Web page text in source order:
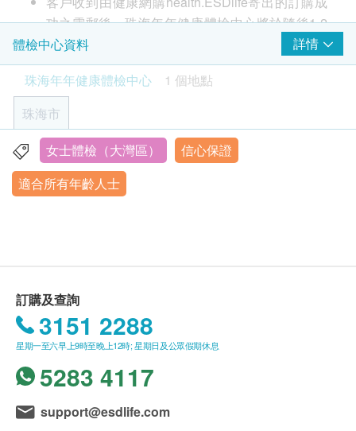
陰道超聲波
子宮頸病變測試 (只限女士)
超薄柏氏抹片 (只適合有性經驗的女性檢查)
癌症指標
甲種胎蛋白 (肝癌)
癌胚抗原 (腸癌)
癌抗原15.3 (乳癌)
神經元特異性烯醇化酶NSE
糖類抗原CA50
糖類抗原CA242
肺細胞角蛋白19片段
2. 體檢前需禁食至少8小時，以免影響血糖、血脂、
肝功能等檢查結果。
3.體檢中心早上7:40上班，請依規定時間抽血。最遲
不宜超過上午10:30。
4. 患有高血壓、冠心病的體檢者，早晨按常規服藥，
少量飲水服藥不影響檢查結果。
5. 患有糖尿病的體檢者請隨身攜帶常規藥品，空腹抽
血後依規定服藥。
6. 如做大便常規、大便潛血檢查，體檢前三天請勿食
8. 女性例假期不宜體檢，最好在例假結束3天後再進
行身體檢查。
9. 建議體檢當日穿寬鬆服裝，女士盡量不穿洋裝及褲
襪，貴重物品請妥善保管。
重要提示：超聲波排號依到店登記時間系統依序自動
功之電郵後，珠海年年健康體檢中心將於隨後1-2
個工作日的辦公時間內，致電客戶預約身體檢查的
時間及地點。客戶亦可至少提前1個工作日聯絡醫
療中心進行預約（聯絡電話：+86 15992606496；
微信：15992606496）。
客戶至現場後，珠海年年健康體檢中心工作人員會
核對客戶的姓名、出生年月日、手機號及健康網購
health.ESDlife訂購成功之電郵。
訂單如需改期，請至少提前1個工作日聯絡珠海年
廢。
體檢時, 如果遇到醫生不會説廣東話的情況，醫療
中心可安排醫護人員陪同提供翻譯服務。
如果商戶頁面與體檢計劃頁面的繁體中文、簡體中
文、英文三個版本有任何抵觸或不相符之處，應以
體檢中心資料
詳情
珠海年年健康體檢中心
1 個地點
珠海市
珠海市香洲區吉大景山路177-34-35-36號商鋪（萬科禧悅
匯三樓整層）
營業時間：星期二至星期日上午 7:40 – 10:30
女士體檢（大灣區）
信心保證
適合所有年齡人士
訂購及查詢
3151 2288
星期一至六早上9時至晚上12時; 星期日及公眾假期休息
5283 4117
support@esdlife.com